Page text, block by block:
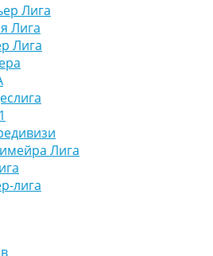
Лига
Лига
Лига
Лига
лига